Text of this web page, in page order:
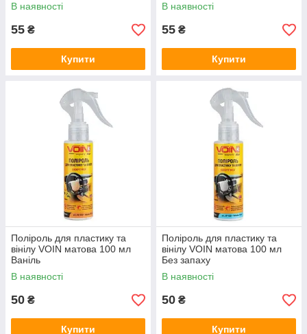
В наявності
55 ₴
Купити
В наявності
55 ₴
Купити
Поліроль для пластику та
вінілу VOIN матова 100 мл
Ваніль
В наявності
50 ₴
Купити
Поліроль для пластику та
вінілу VOIN матова 100 мл
Без запаху
В наявності
50 ₴
Купити